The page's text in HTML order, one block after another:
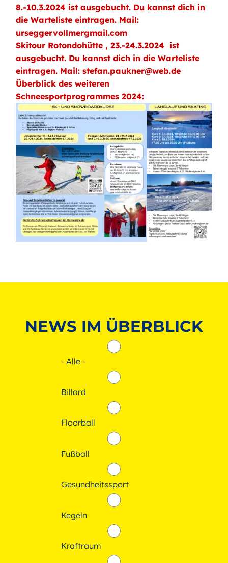
8.-10.3.2024 ist ausgebucht. Du kannst dich in
die Warteliste eintragen. Mail:
urseggervollmergmail.com
Skitour Rotondohütte , 23.-24.3.2024 ist
ausgebucht. Du kannst dich in die Warteliste
eintragen. Mail: stefan.paukner@web.de
Überblick des weiteren
Schneesportprogrammes 2024:
Bild
NEWS IM ÜBERBLICK
- Alle -
Billard
Floorball
Fußball
Gesundheitssport
Kegeln
Kraftraum